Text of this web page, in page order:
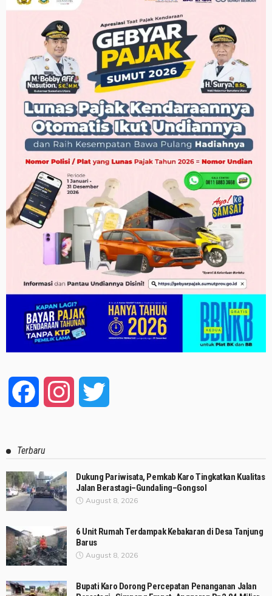
Facebook Instagram
Terbaru
Dukung Pariwisata, Pemkab Karo Tingkatkan Kualitas
Jalan Berastagi–Gundaling–Gongsol
August 8, 2026
6 Unit Rumah Terdampak Kebakaran di Desa Tanjung
Barus
August 8, 2026
Bupati Karo Dorong Percepatan Penanganan Jalan